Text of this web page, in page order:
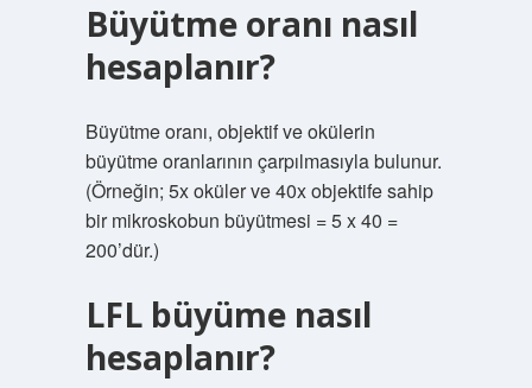
Büyütme oranı nasıl
hesaplanır?
Büyütme oranı, objektif ve okülerin
büyütme oranlarının çarpılmasıyla bulunur.
(Örneğin; 5x oküler ve 40x objektife sahip
bir mikroskobun büyütmesi = 5 x 40 =
200’dür.)
LFL büyüme nasıl
hesaplanır?